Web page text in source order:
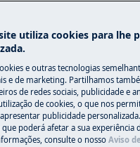
manual de utilizador
ou manutenção.
utiliza cookies para lhe
e outras tecnologias
e de marketing. Partilhamos
de redes sociais, publicidade e
de cookies, o que nos
publicidade
que poderá afetar a sua
consulte o nosso Aviso